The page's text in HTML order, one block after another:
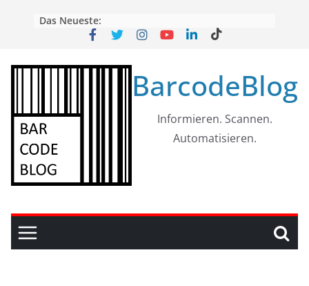
Das Neueste:
BarcodeBlog
Informieren. Scannen.
Automatisieren.